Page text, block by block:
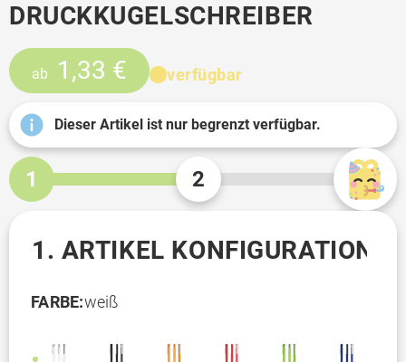
DRUCKKUGELSCHREIBER
ab 1,33 € verfügbar
Dieser Artikel ist nur begrenzt verfügbar.
1 2
1. ARTIKEL KONFIGURATION
FARBE:weiß